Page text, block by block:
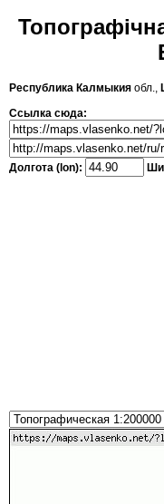
Республика Калмыкия обл.,
Ссылка сюда:
Долгота (lon):